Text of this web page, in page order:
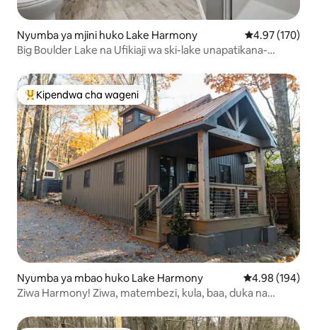
Nyumba ya mjini huko Lake Harmony Ukadiriaji wa
4.97 (170)
Big Boulder Lake na Ufikiaji wa ski-lake unapatikana-
Kipendwa maarufu cha wageni
Kipendwa cha wageni
Nyumba ya mbao huko Lake Harmony Ukadiriaji wa
4.98 (194)
Ziwa Harmony! Ziwa, matembezi, kula, baa, duka na